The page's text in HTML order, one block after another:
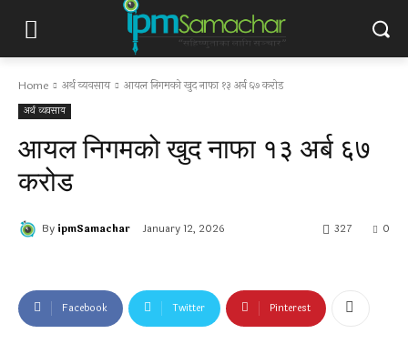
Home अर्थ व्यवसाय आयल निगमको खुद नाफा १३ अर्ब ६७ करोड
अर्थ व्यवसाय
आयल निगमको खुद नाफा १३ अर्ब ६७
करोड
By ipmSamachar January 12, 2026 0
327
Facebook Twitter Pinterest